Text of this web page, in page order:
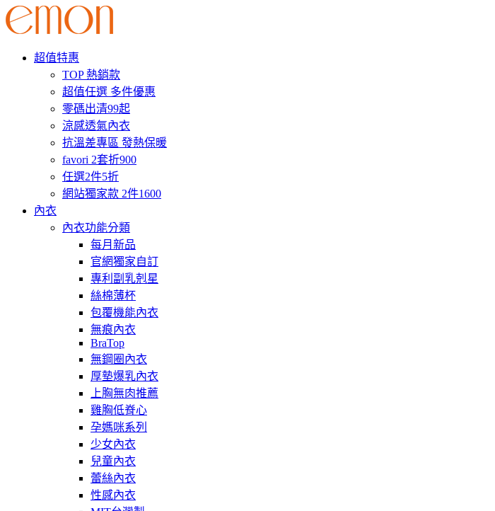
超值特惠
TOP 熱銷款
超值任選 多件優惠
零碼出清99起
涼感透氣內衣
抗溫差專區 發熱保暖
favori 2套折900
任選2件5折
網站獨家款 2件1600
內衣
內衣功能分類
每月新品
官網獨家自訂
專利副乳剋星
絲棉薄杯
包覆機能內衣
無痕內衣
BraTop
無鋼圈內衣
厚墊爆乳內衣
上胸無肉推薦
雞胸低脊心
孕媽咪系列
少女內衣
兒童內衣
蕾絲內衣
性感內衣